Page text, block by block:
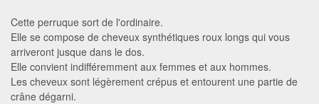
Cette perruque sort de l'ordinaire.
Elle se compose de cheveux synthétiques roux longs qui vous
arriveront jusque dans le dos.
Elle convient indifféremment aux femmes et aux hommes.
Les cheveux sont légèrement crépus et entourent une partie de
crâne dégarni.